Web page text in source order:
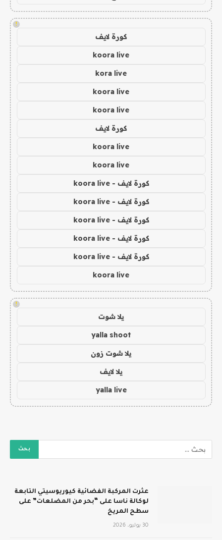
!
كورة لايف
koora live
kora live
koora live
koora live
كورة لايف
koora live
koora live
كورة لايف - koora live
كورة لايف - koora live
كورة لايف - koora live
كورة لايف - koora live
كورة لايف - koora live
koora live
!
يلا شوت
yalla shoot
يلا شوت زون
يلا لايف
yalla live
عثرت المركبة الفضائية كيوريوسيتي التابعة
لوكالة ناسا على “بحر من المضلعات” على
سطح المريخ
30 يوليو، 2026